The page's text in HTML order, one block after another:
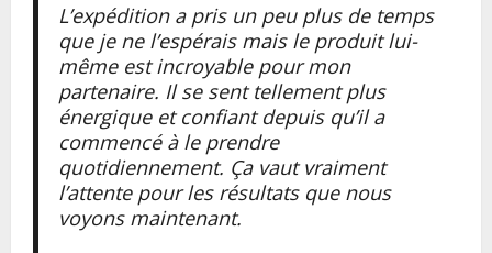
L’expédition a pris un peu plus de temps
que je ne l’espérais mais le produit lui-
même est incroyable pour mon
partenaire. Il se sent tellement plus
énergique et confiant depuis qu’il a
commencé à le prendre
quotidiennement. Ça vaut vraiment
l’attente pour les résultats que nous
voyons maintenant.